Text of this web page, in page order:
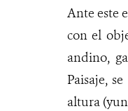
Ante este
con el
andino,
Paisaje,
altura